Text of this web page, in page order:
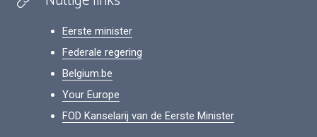
Eerste minister
Federale regering
Belgium.be
Your Europe
FOD Kanselarij van de Eerste Minister